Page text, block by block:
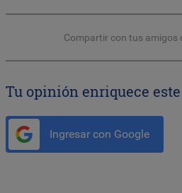
Compartir con tus amigos
Tu opinión enriquece
Ingresar con Google